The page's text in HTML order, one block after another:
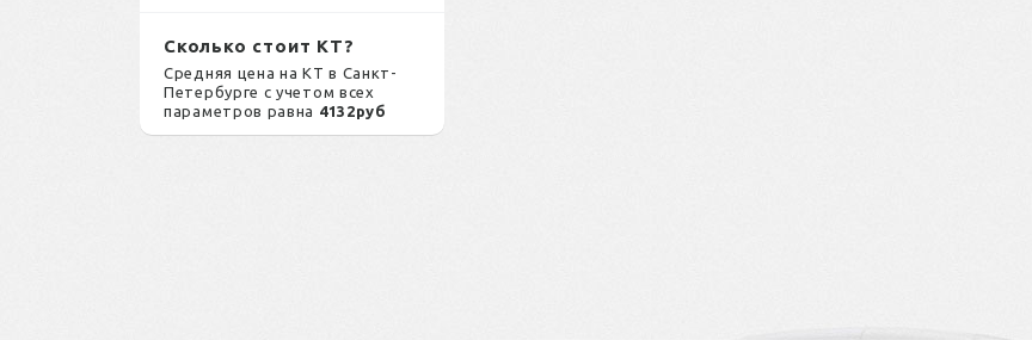
Сколько стоит КТ?
Средняя цена на КТ в Санкт-
Петербурге с учетом всех
параметров равна 4132руб